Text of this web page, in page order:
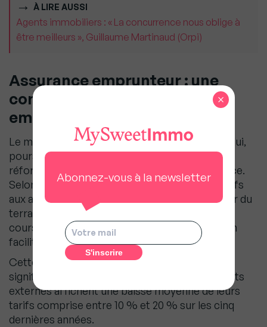
À LIRE AUSSI
Agents immobiliers : « La concurrence nous oblige à
être meilleurs », Guillaume Martinaud (Orpi)
Assurance emprunteur : une
concurrence au bénéfice des
emprunteurs
Le marché de l’assurance emprunteur, quant à lui,
poursuit sa transformation sous l’effet des
réformes successives favorisant la concurrence.
Selon les données CAFPI, les contrats alternatifs
aux assurances bancaires continuent de gagner du
terrain grâce aux changements d’assurance en
cours de prêt rendus possibles par la résiliation
facilitée.
Cette dynamique se traduit par des économies
significatives pour les emprunteurs : les contrats
externes affichent une baisse moyenne de leurs
tarifs comprise entre 10 % et 20 % sur les cinq
dernières années.
Abonnez-vous à la newsletter
×